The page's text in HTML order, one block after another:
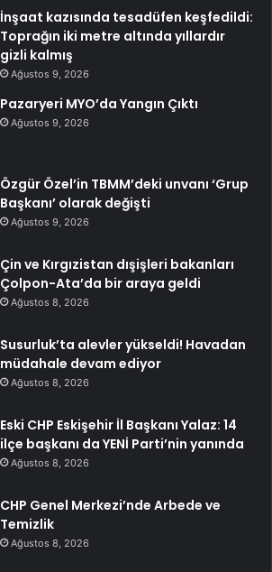
İnşaat kazısında tesadüfen keşfedildi:
Toprağın iki metre altında yıllardır
gizli kalmış
Ağustos 9, 2026
Pazaryeri MYO’da Yangın Çıktı
Ağustos 9, 2026
Özgür Özel’in TBMM’deki unvanı ‘Grup
Başkanı’ olarak değişti
Ağustos 9, 2026
Çin ve Kırgızistan dışişleri bakanları
Çolpon-Ata’da bir araya geldi
Ağustos 8, 2026
Susurluk’ta alevler yükseldi! Havadan
müdahale devam ediyor
Ağustos 8, 2026
Eski CHP Eskişehir İl Başkanı Yalaz: 14
ilçe başkanı da YENİ Parti’nin yanında
Ağustos 8, 2026
CHP Genel Merkezi’nde Arbede ve
Temizlik
Ağustos 8, 2026